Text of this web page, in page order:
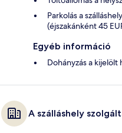
Parkolás a
(éjszakánként 45
Egyéb információ
Dohányzás a kijelölt
A szálláshely